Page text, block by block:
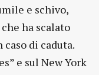
e schivo,
ha scalato
di caduta.
e sul New York